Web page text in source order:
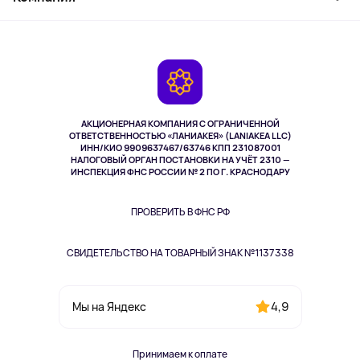
АКЦИОНЕРНАЯ КОМПАНИЯ С ОГРАНИЧЕННОЙ
ОТВЕТСТВЕННОСТЬЮ «ЛАНИАКЕЯ» (LANIAKEA LLC)
ИНН/КИО 9909637467/63746 КПП 231087001
НАЛОГОВЫЙ ОРГАН ПОСТАНОВКИ НА УЧЁТ 2310 —
ИНСПЕКЦИЯ ФНС РОССИИ № 2 ПО Г. КРАСНОДАРУ
ПРОВЕРИТЬ В ФНС РФ
СВИДЕТЕЛЬСТВО НА ТОВАРНЫЙ ЗНАК №1137338
Мы на Яндекс 4,9
Принимаем к оплате
Здоровье питомцев
Одежда и аксессуары